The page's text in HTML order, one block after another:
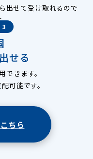
出せて受け取れるので
。
3
せる
できます。
可能です。
ちら